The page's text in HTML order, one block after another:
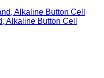
Alkaline Button Cell